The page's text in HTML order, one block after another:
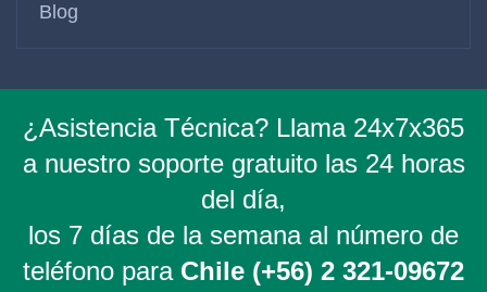
Blog
¿Asistencia Técnica? Llama 24x7x365
a nuestro soporte gratuito las 24 horas
del día,
los 7 días de la semana al número de
teléfono para Chile (+56) 2 321-09672